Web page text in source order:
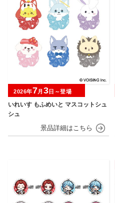
いれいす もふめいと マスコットシュ
シュ
2026年7月 3日～登場